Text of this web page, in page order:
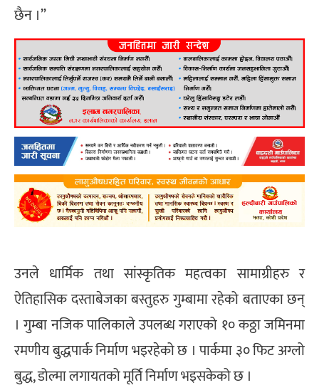
छैन ।”
उनले धार्मिक तथा सांस्कृतिक महत्वका सामाग्रीहरु र
ऐतिहासिक दस्ताबेजका बस्तुहरु गुम्बामा रहेको बताएका छन्
। गुम्बा नजिक पालिकाले उपलब्ध गराएको १० कठ्ठा जमिनमा
रमणीय बुद्धपार्क निर्माण भइरहेको छ । पार्कमा ३० फिट अग्लो
बुद्ध, डोल्मा लगायतको मूर्ति निर्माण भइसकेको छ ।